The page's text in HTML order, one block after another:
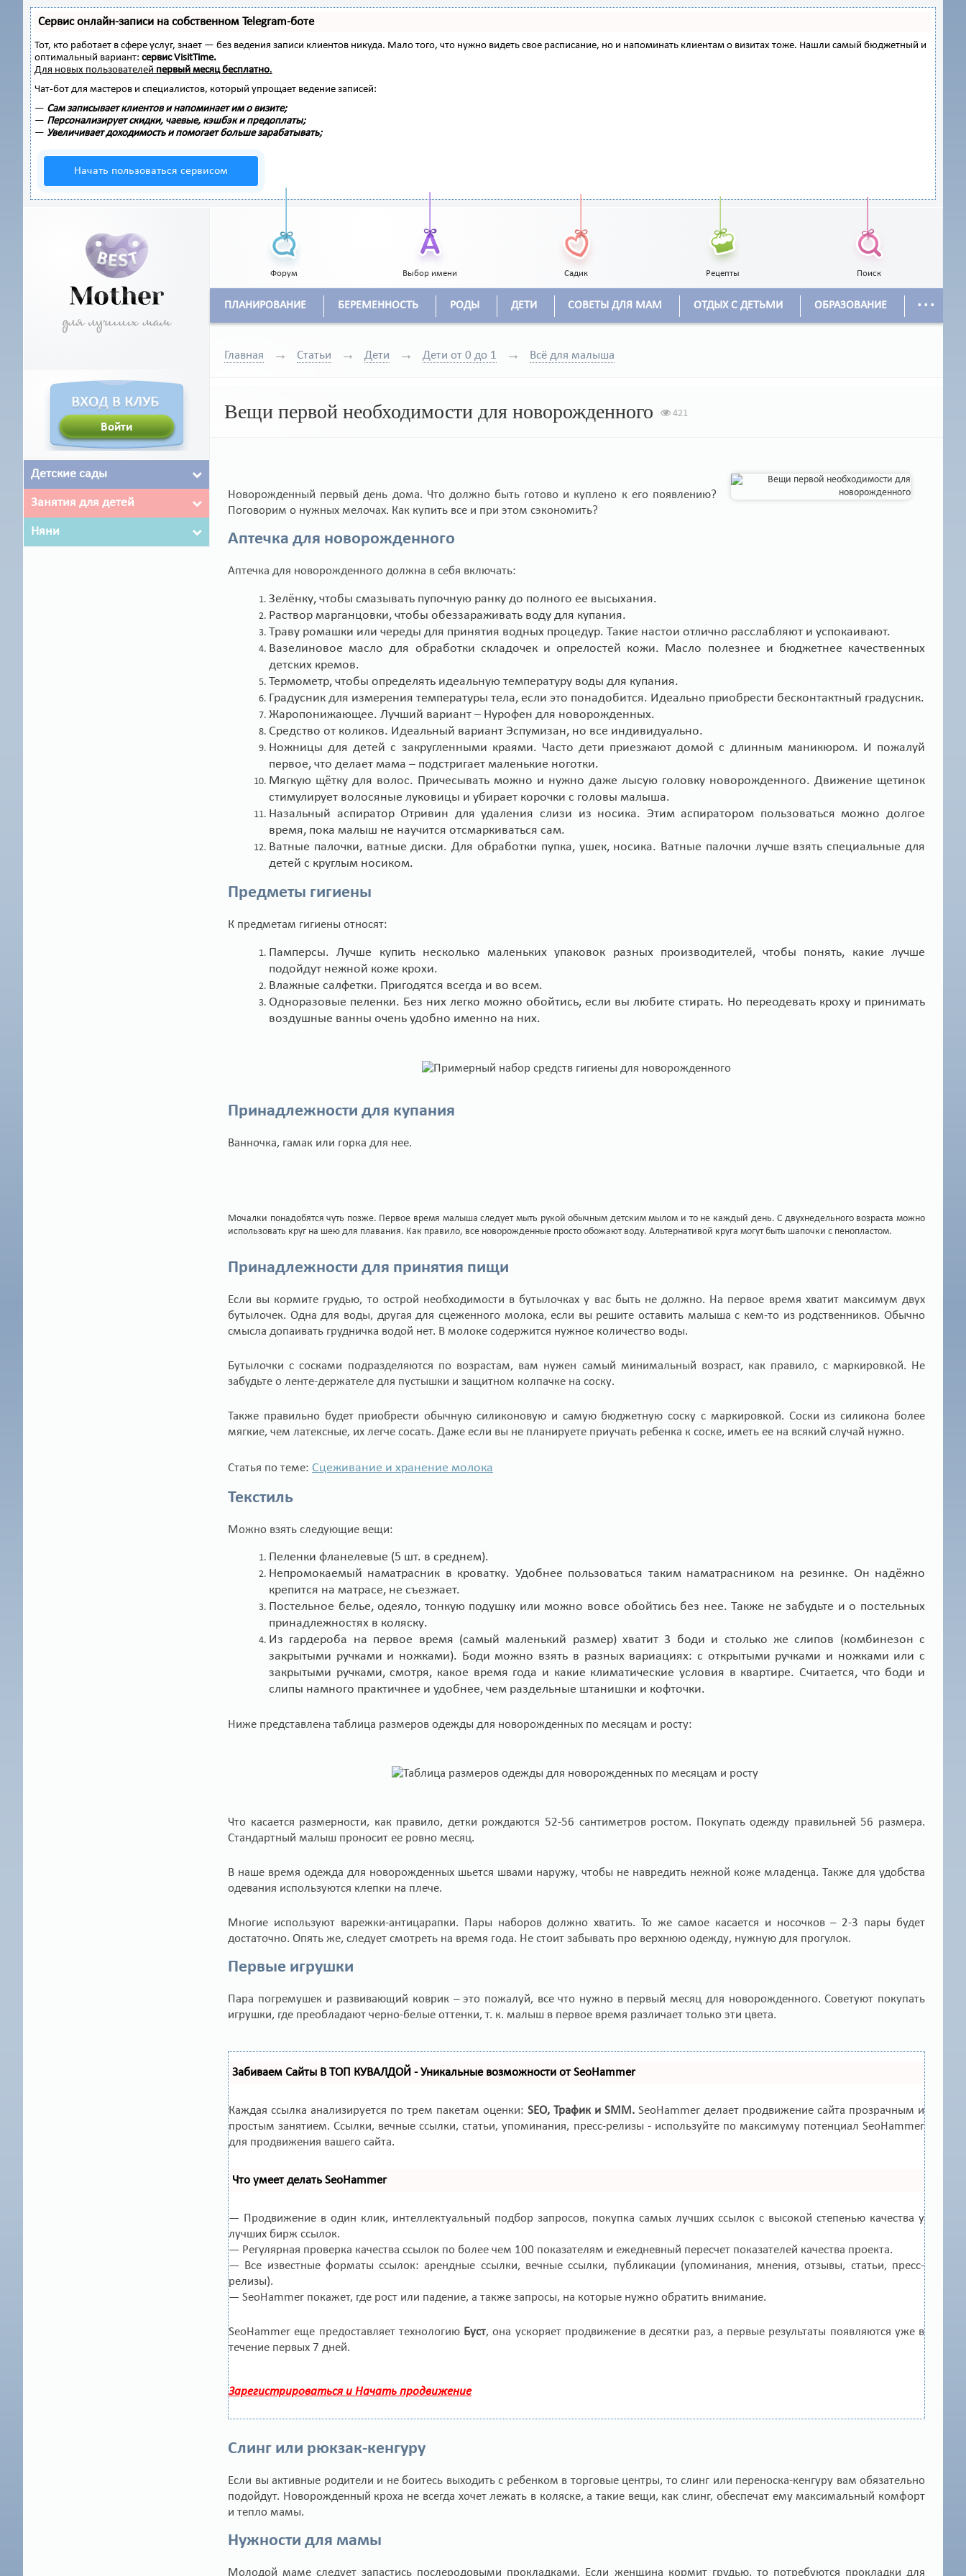
Сервис онлайн-записи на собственном Telegram-боте
Тот, кто работает в сфере услуг, знает — без ведения записи клиентов никуда. Мало того, что нужно видеть свое расписание, но и напоминать клиентам о визитах тоже. Нашли самый бюджетный и
оптимальный вариант: сервис VisitTime.
Для новых пользователей первый месяц бесплатно.
Чат-бот для мастеров и специалистов, который упрощает ведение записей:
— Сам записывает клиентов и напоминает им о визите;
— Персонализирует скидки, чаевые, кэшбэк и предоплаты;
— Увеличивает доходимость и помогает больше зарабатывать;
Начать пользоваться сервисом
Детские сады
Занятия для детей
Няни
Форум Выбор имени Садик Рецепты Поиск
...
ПЛАНИРОВАНИЕ БЕРЕМЕННОСТЬ РОДЫ ДЕТИ СОВЕТЫ ДЛЯ МАМ ОТДЫХ С ДЕТЬМИ ОБРАЗОВАНИЕ
Главная Статьи Дети Дети от 0 до 1 Всё для малыша
Вещи первой необходимости для новорожденного 421
Новорожденный первый день дома. Что должно быть готово и куплено к его появлению?
Поговорим о нужных мелочах. Как купить все и при этом сэкономить?
Аптечка для новорожденного
Аптечка для новорожденного должна в себя включать:
Зелёнку, чтобы смазывать пупочную ранку до полного ее высыхания.
Раствор марганцовки, чтобы обеззараживать воду для купания.
Траву ромашки или череды для принятия водных процедур. Такие настои отлично расслабляют и успокаивают.
Вазелиновое масло для обработки складочек и опрелостей кожи. Масло полезнее и бюджетнее качественных
детских кремов.
Термометр, чтобы определять идеальную температуру воды для купания.
Градусник для измерения температуры тела, если это понадобится. Идеально приобрести бесконтактный градусник.
Жаропонижающее. Лучший вариант – Нурофен для новорожденных.
Средство от коликов. Идеальный вариант Эспумизан, но все индивидуально.
Ножницы для детей с закругленными краями. Часто дети приезжают домой с длинным маникюром. И пожалуй
первое, что делает мама – подстригает маленькие ноготки.
Мягкую щётку для волос. Причесывать можно и нужно даже лысую головку новорожденного. Движение щетинок
стимулирует волосяные луковицы и убирает корочки с головы малыша.
Назальный аспиратор Отривин для удаления слизи из носика. Этим аспиратором пользоваться можно долгое
время, пока малыш не научится отсмаркиваться сам.
Ватные палочки, ватные диски. Для обработки пупка, ушек, носика. Ватные палочки лучше взять специальные для
детей с круглым носиком.
Предметы гигиены
К предметам гигиены относят:
Памперсы. Лучше купить несколько маленьких упаковок разных производителей, чтобы понять, какие лучше
подойдут нежной коже крохи.
Влажные салфетки. Пригодятся всегда и во всем.
Одноразовые пеленки. Без них легко можно обойтись, если вы любите стирать. Но переодевать кроху и принимать
воздушные ванны очень удобно именно на них.
Принадлежности для купания
Ванночка, гамак или горка для нее.
Мочалки понадобятся чуть позже. Первое время малыша следует мыть рукой обычным детским мылом и то не каждый день. С двухнедельного возраста можно
использовать круг на шею для плавания. Как правило, все новорожденные просто обожают воду. Альтернативой круга могут быть шапочки с пенопластом.
Принадлежности для принятия пищи
Если вы кормите грудью, то острой необходимости в бутылочках у вас быть не должно. На первое время хватит максимум двух
бутылочек. Одна для воды, другая для сцеженного молока, если вы решите оставить малыша с кем-то из родственников. Обычно
смысла допаивать грудничка водой нет. В молоке содержится нужное количество воды.
Бутылочки с сосками подразделяются по возрастам, вам нужен самый минимальный возраст, как правило, с маркировкой. Не
забудьте о ленте-держателе для пустышки и защитном колпачке на соску.
Также правильно будет приобрести обычную силиконовую и самую бюджетную соску с маркировкой. Соски из силикона более
мягкие, чем латексные, их легче сосать. Даже если вы не планируете приучать ребенка к соске, иметь ее на всякий случай нужно.
Статья по теме: Сцеживание и хранение молока
Текстиль
Можно взять следующие вещи:
Пеленки фланелевые (5 шт. в среднем).
Непромокаемый наматрасник в кроватку. Удобнее пользоваться таким наматрасником на резинке. Он надёжно
крепится на матрасе, не съезжает.
Постельное белье, одеяло, тонкую подушку или можно вовсе обойтись без нее. Также не забудьте и о постельных
принадлежностях в коляску.
Из гардероба на первое время (самый маленький размер) хватит 3 боди и столько же слипов (комбинезон с
закрытыми ручками и ножками). Боди можно взять в разных вариациях: с открытыми ручками и ножками или с
закрытыми ручками, смотря, какое время года и какие климатические условия в квартире. Считается, что боди и
слипы намного практичнее и удобнее, чем раздельные штанишки и кофточки.
Ниже представлена таблица размеров одежды для новорожденных по месяцам и росту:
Что касается размерности, как правило, детки рождаются 52-56 сантиметров ростом. Покупать одежду правильней 56 размера.
Стандартный малыш проносит ее ровно месяц.
В наше время одежда для новорожденных шьется швами наружу, чтобы не навредить нежной коже младенца. Также для удобства
одевания используются клепки на плече.
Многие используют варежки-антицарапки. Пары наборов должно хватить. То же самое касается и носочков – 2-3 пары будет
достаточно. Опять же, следует смотреть на время года. Не стоит забывать про верхнюю одежду, нужную для прогулок.
Первые игрушки
Пара погремушек и развивающий коврик – это пожалуй, все что нужно в первый месяц для новорожденного. Советуют покупать
игрушки, где преобладают черно-белые оттенки, т. к. малыш в первое время различает только эти цвета.
Забиваем Сайты В ТОП КУВАЛДОЙ - Уникальные возможности от SeoHammer
Каждая ссылка анализируется по трем пакетам оценки: SEO, Трафик и SMM. SeoHammer делает продвижение сайта прозрачным и
простым занятием. Ссылки, вечные ссылки, статьи, упоминания, пресс-релизы - используйте по максимуму потенциал SeoHammer
для продвижения вашего сайта.
Что умеет делать SeoHammer
— Продвижение в один клик, интеллектуальный подбор запросов, покупка самых лучших ссылок с высокой степенью качества у
лучших бирж ссылок.
— Регулярная проверка качества ссылок по более чем 100 показателям и ежедневный пересчет показателей качества проекта.
— Все известные форматы ссылок: арендные ссылки, вечные ссылки, публикации (упоминания, мнения, отзывы, статьи, пресс-
релизы).
— SeoHammer покажет, где рост или падение, а также запросы, на которые нужно обратить внимание.
SeoHammer еще предоставляет технологию Буст, она ускоряет продвижение в десятки раз, а первые результаты появляются уже в
течение первых 7 дней.
Зарегистрироваться и Начать продвижение
Слинг или рюкзак-кенгуру
Если вы активные родители и не боитесь выходить с ребенком в торговые центры, то слинг или переноска-кенгуру вам обязательно
подойдут. Новорожденный кроха не всегда хочет лежать в коляске, а такие вещи, как слинг, обеспечат ему максимальный комфорт
и тепло мамы.
Нужности для мамы
Молодой маме следует запастись послеродовыми прокладками. Если женщина кормит грудью, то потребуются прокладки для